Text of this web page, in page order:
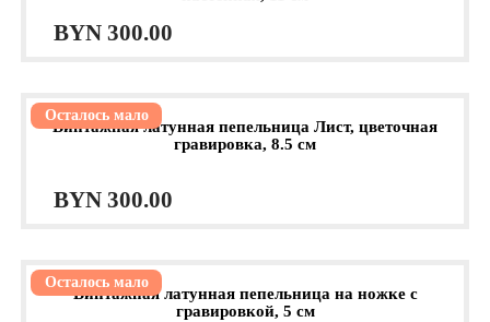
BYN 300.00
Осталось мало
Винтажная латунная пепельница Лист, цветочная
гравировка, 8.5 см
BYN 300.00
Осталось мало
Винтажная латунная пепельница на ножке с
гравировкой, 5 см